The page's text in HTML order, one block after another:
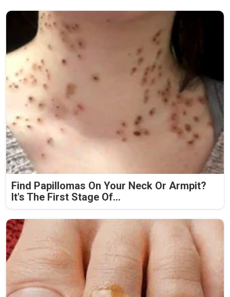
Find Papillomas On Your Neck Or Armpit?
It's The First Stage Of...